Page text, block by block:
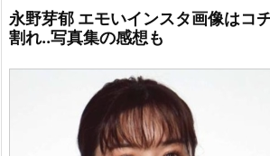
永野芽郁 エモいインスタ画像はコ
割れ..写真集の感想も